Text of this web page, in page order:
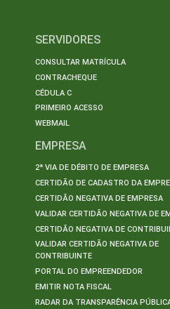
SERVIDORES
CONSULTAR MATRÍCULA
CONTRACHEQUE
CÉDULA C
PRIMEIRO ACESSO
WEBMAIL
EMPRESA
2ª VIA DE DÉBITO DE EMPRESA
CERTIDÃO DE CADASTRO DA
CERTIDÃO NEGATIVA DE EMPRESA
VALIDAR CERTIDÃO NEGATIVA DE
CERTIDÃO NEGATIVA DE
VALIDAR CERTIDÃO NEGATIVA DE
CONTRIBUINTE
PORTAL DO EMPREENDEDOR
EMITIR NOTA FISCAL
RADAR DA TRANSPARÊNCIA